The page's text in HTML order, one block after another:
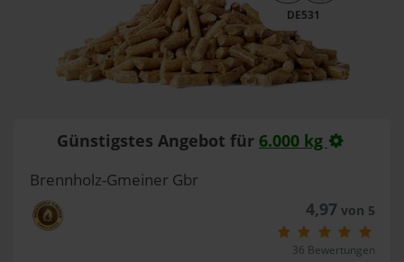
DE531
Günstigstes Angebot für 6.000 kg
Brennholz-Gmeiner Gbr
4,97von 5
36 Bewertungen